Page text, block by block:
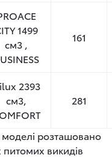
1499
см3 ,
161
2393
см3,
281
розташовано
викидів